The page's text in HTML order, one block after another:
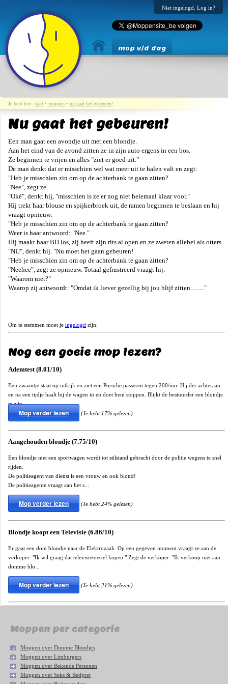
Niet ingelogd. Log in?
mop v/d dag
Je bent hier: start • moppen • nu gaat het gebeuren!
Nu gaat het gebeuren!
Een man gaat een avondje uit met een blondje.
Aan het eind van de avond zitten ze in zijn auto ergens in een bos.
Ze beginnen te vrijen en alles "ziet er goed uit."
De man denkt dat er misschien wel wat meer uit te halen valt en zegt:
"Heb je misschien zin om op de achterbank te gaan zitten?
"Nee", zegt ze.
"Oké", denkt hij, "misschien is ze er nog niet helemaal klaar voor."
Hij trekt haar blouse en spijkerbroek uit, de ramen beginnen te beslaan en hij
vraagt opnieuw:
"Heb je misschien zin om op de achterbank te gaan zitten?
Weer is haar antwoord: "Nee."
Hij maakt haar BH los, zij heeft zijn rits al open en ze zweten allebei als otters.
"NU", denkt hij. "Nu moet het gaan gebeuren!
"Heb je misschien zin om op de achterbank te gaan zitten?
"Neehee", zegt ze opnieuw. Totaal gefrustreerd vraagt hij:
"Waarom niet?"
Waarop zij antwoordt: "Omdat ik liever gezellig bij jou blijf zitten........."
Om te stemmen moet je ingelogd zijn.
Nog een goeie mop lezen?
Ademtest (8.01/10)
Een zwaantje staat op uitkijk en ziet een Porsche passeren tegen 200/uur. Hij der achteraan
en na een tijdje haalt hij de wagen in en doet hem stoppen. Blijkt de bestuurder een blondje
te zijn...
Mop verder lezen (Je hebt 17% gelezen)
Aangehouden blondje (7.75/10)
Een blondje met een sportwagen wordt tot stilstand gebracht door de politie wegens te snel
rijden.
De politieagent van dienst is een vrouw en ook blond!
De politieagente vraagt aan het s...
Mop verder lezen (Je hebt 24% gelezen)
Blondje koopt een Televisie (6.86/10)
Er gaat een dom blondje naar de Elektrozaak. Op een gegeven moment vraagt ze aan de
verkoper: "Ik wil graag dat televisietoestel kopen." Zegt de verkoper: "Ik verkoop niet aan
domme blo...
Mop verder lezen (Je hebt 21% gelezen)
Moppen per categorie
Moppen over Domme Blondjes
Moppen over Limburgers
Moppen over Bekende Personen
Moppen over Seks & Bedpret